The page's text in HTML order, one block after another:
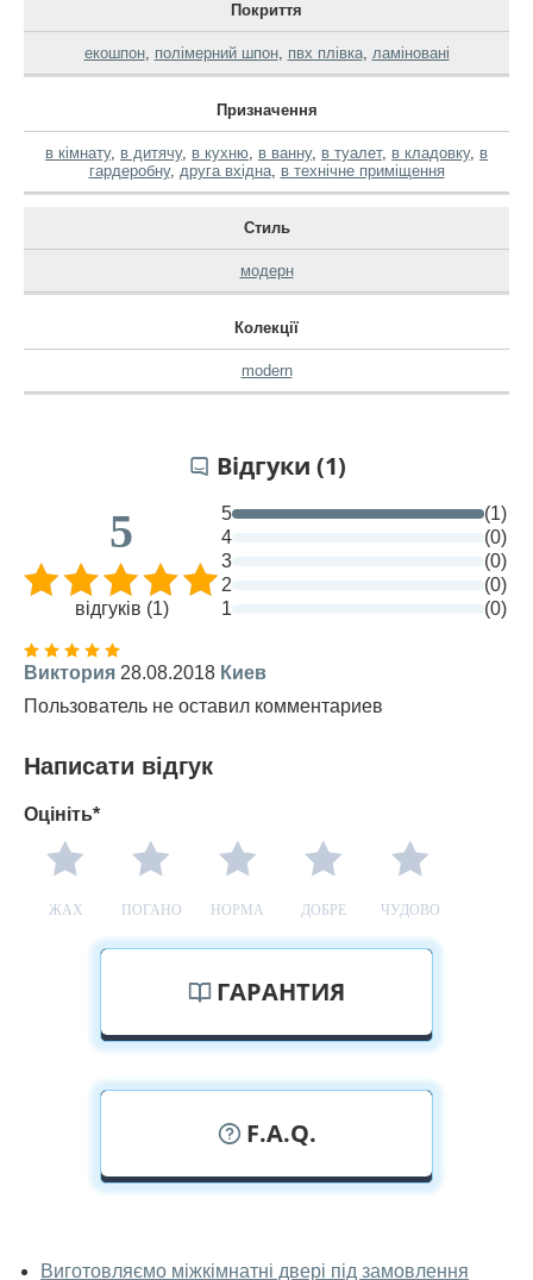
Покриття
екошпон, полімерний шпон, пвх плівка, ламіновані
Призначення
в кімнату, в дитячу, в кухню, в ванну, в туалет, в кладовку, в
гардеробну, друга вхідна, в технічне приміщення
Стиль
модерн
Колекції
modern
Відгуки (1)
5
відгуків (1)
5
(1)
4
(0)
3
(0)
2
(0)
1
(0)
Виктория 28.08.2018 Киев
Пользователь не оставил комментариев
Написати відгук
Оцініть*
ЖАХ ПОГАНО НОРМА ДОБРЕ ЧУДОВО
ГАРАНТИЯ
F.A.Q.
двері фаворит наживо?
Виготовляємо міжкімнатні двері під замовлення